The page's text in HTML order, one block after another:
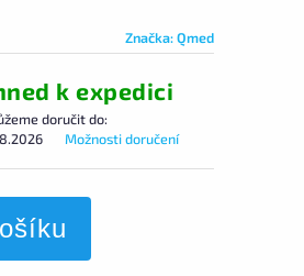
Značka:Qmed
k expedici
doručit do:
Možnosti doručení